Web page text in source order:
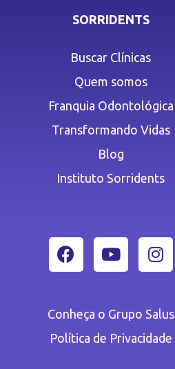
SORRIDENTS
Buscar Clínicas
Quem somos
Franquia Odontológica
Transformando Vidas
Blog
Instituto Sorridents
Conheça o Grupo Salus
Política de Privacidade